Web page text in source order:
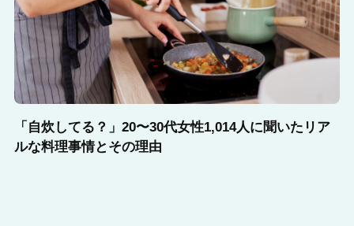
「自炊してる？」20〜30代女性1,014人に聞いたリア
ルな料理事情とその理由